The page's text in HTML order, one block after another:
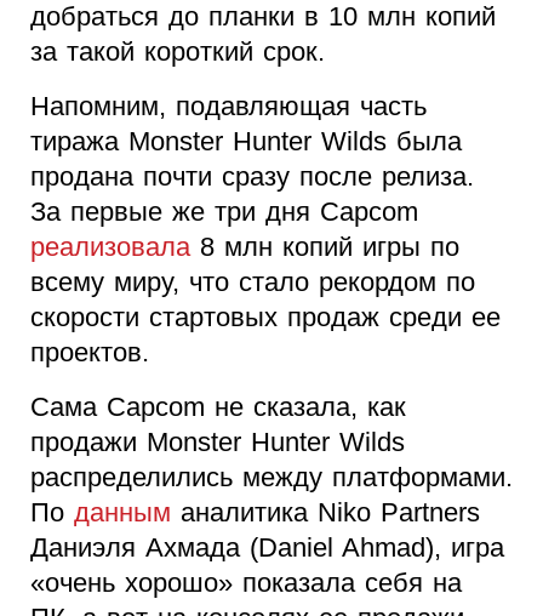
добраться до планки в 10 млн копий
за такой короткий срок.
Напомним, подавляющая часть
тиража Monster Hunter Wilds была
продана почти сразу после релиза.
За первые же три дня Capcom
реализовала8 млн копий игры по
всему миру, что стало рекордом по
скорости стартовых продаж среди ее
проектов.
Сама Capcom не сказала, как
продажи Monster Hunter Wilds
распределились между платформами.
По данным аналитика Niko Partners
Даниэля Ахмада (Daniel Ahmad), игра
«очень хорошо» показала себя на